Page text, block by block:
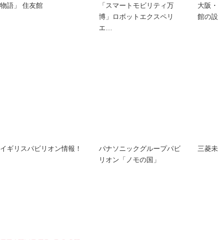
物語」 住友館
「スマートモビリティ万
博」ロボットエクスペリ
エ…
大阪
館の
イギリスパビリオン情報！
パナソニックグループパビ
リオン「ノモの国」
三菱